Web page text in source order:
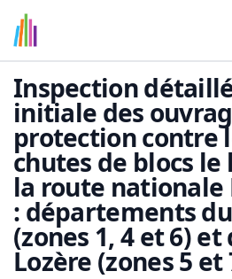
Inspection
initiale des
protection contre
chutes de blocs le
la route nationale
: départements
(zones 1, 4 et 6) et
Lozère (zones 5 et